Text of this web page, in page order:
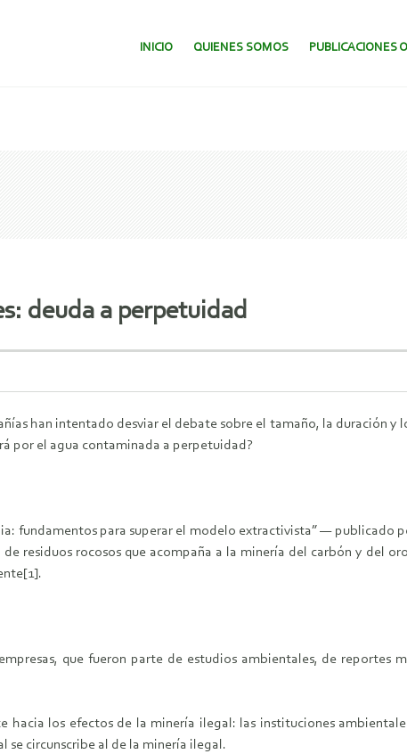
SALTAR AL CONTENIDO.
INICIO QUIENES SOMOS PUBLICACIONES
deuda a perpetuidad
han intentado desviar el debate sobre el tamaño, la duración
por el agua contaminada a perpetuidad?
fundamentos para superar el modelo extractivista” — publicado
residuos rocosos que acompaña a la minería del carbón y del
que fueron parte de estudios ambientales, de
hacia los efectos de la minería ilegal: las instituciones
se circunscribe al de la minería ilegal.